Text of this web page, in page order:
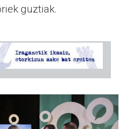
guztiak.